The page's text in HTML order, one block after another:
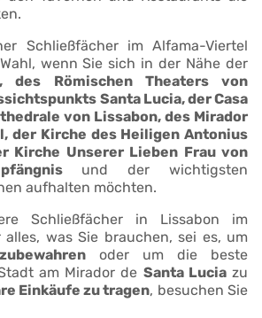
Schließfächer im Alfama-Viertel
wenn Sie sich in der Nähe der
des Römischen Theaters von
Santa Lucia, der Casa
von Lissabon, des Mirador
der Kirche des Heiligen Antonius
Kirche Unserer Lieben Frau von
und der wichtigsten
aufhalten möchten.
Schließfächer in Lissabon im
was Sie brauchen, sei es, um
oder um die beste
am Mirador de Santa Luciazu
Einkäufe zu tragen, besuchen Sie